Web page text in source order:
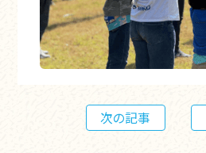
次の記事